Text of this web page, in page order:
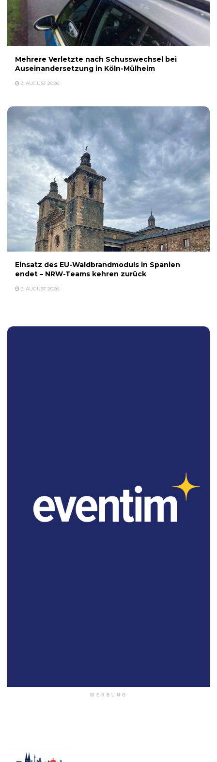
Mehrere Verletzte nach Schusswechsel bei
Auseinandersetzung in Köln-Mülheim
3. AUGUST 2026
Einsatz des EU-Waldbrandmoduls in Spanien
endet – NRW-Teams kehren zurück
3. AUGUST 2026
WERBUNG